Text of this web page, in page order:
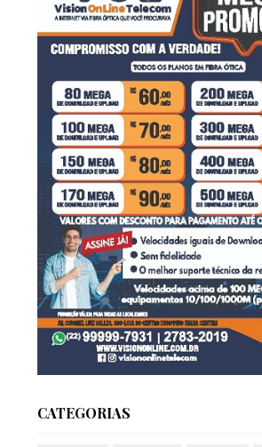
CATEGORIAS